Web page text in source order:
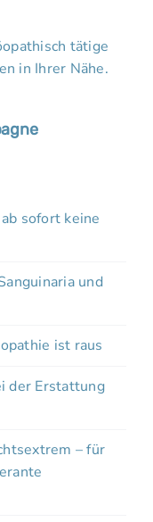
tätige
in Ihrer Nähe.
sofort keine
und
ist raus
der Erstattung
– für